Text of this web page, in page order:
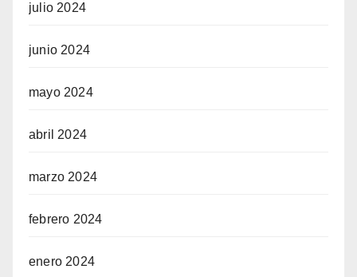
julio 2024
junio 2024
mayo 2024
abril 2024
marzo 2024
febrero 2024
enero 2024